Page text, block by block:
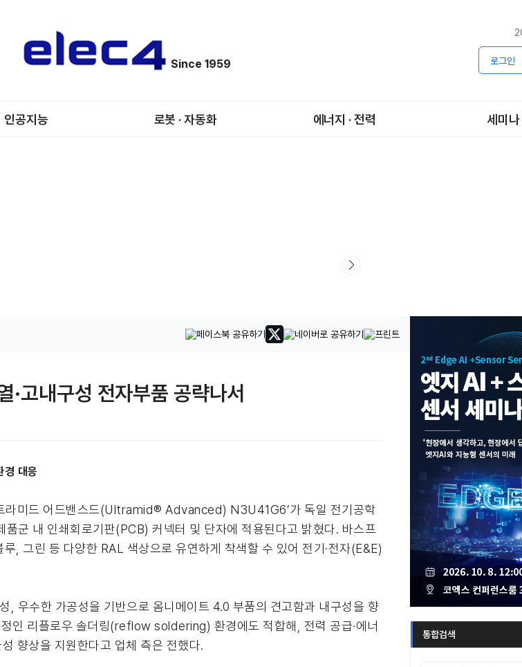
Since 1959 로그인
인공지능 로봇 · 자동화 에너지 · 전력 세미나
고내구성 전자부품 공략나서
경 대응
라미드 어드밴스드(Ultramid® Advanced) N3U41G6’가 독일 전기공학
내 인쇄회로기판(PCB) 커넥터 및 단자에 적용된다고 밝혔다. 바스프
, 그린 등 다양한 RAL 색상으로 유연하게 착색할 수 있어 전기·전자(E&E)
우수한 가공성을 기반으로 옴니메이트 4.0 부품의 견고함과 내구성을 향
인 리플로우 솔더링(reflow soldering) 환경에도 적합해, 전력 공급·에너
향상을 지원한다고 업체 측은 전했다.
통합검색